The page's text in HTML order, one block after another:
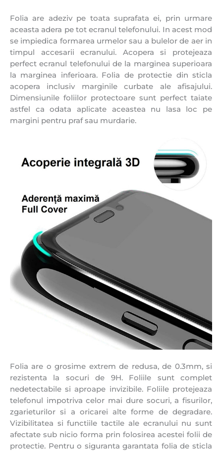
Folia are adeziv pe toata suprafata ei, prin urmare
aceasta adera pe tot ecranul telefonului. In acest mod
se impiedica formarea urmelor sau a bulelor de aer in
timpul accesarii ecranului. Acopera si protejeaza
perfect ecranul telefonului de la marginea superioara
la marginea inferioara. Folia de protectie din sticla
acopera inclusiv marginile curbate ale afisajului.
Dimensiunile foliilor protectoare sunt perfect taiate
astfel ca odata aplicate aceastea nu lasa loc pe
margini pentru praf sau murdarie.
Folia are o grosime extrem de redusa, de 0.3mm, si
rezistenta la socuri de 9H. Foliile sunt complet
nedetectabile si aproape invizibile. Foliile protejeaza
telefonul impotriva celor mai dure socuri, a fisurilor,
zgarieturilor si a oricarei alte forme de degradare.
Vizibilitatea si functiile tactile ale ecranului nu sunt
afectate sub nicio forma prin folosirea acestei folii de
protectie. Pentru o siguranta garantata folia de sticla